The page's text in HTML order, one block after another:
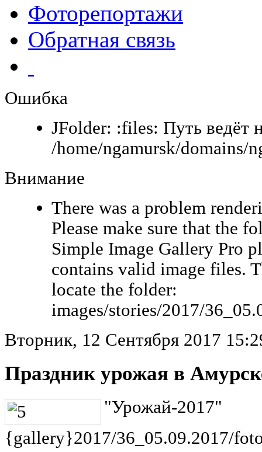
Фоторепортажи
Обратная связь
Ошибка
JFolder: :files: Путь ведёт
/home/ngamursk/domains/
Внимание
There was a problem
Please make sure that the
Simple Image Gallery Pro
contains valid image files.
locate the folder:
images/stories/2017/
Вторник, 12 Сентября 2017
Праздник урожая в
"Урожай-2017"
{gallery}2017/36_05.09.2017/